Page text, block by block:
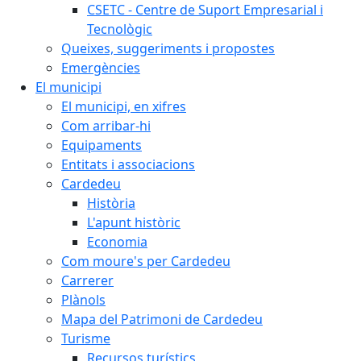
CSETC - Centre de Suport Empresarial i
Tecnològic
Queixes, suggeriments i propostes
Emergències
El municipi
El municipi, en xifres
Com arribar-hi
Equipaments
Entitats i associacions
Cardedeu
Història
L'apunt històric
Economia
Com moure's per Cardedeu
Carrerer
Plànols
Mapa del Patrimoni de Cardedeu
Turisme